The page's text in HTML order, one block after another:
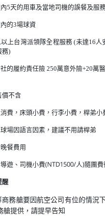
5天的用車及當地司機的誤餐及服
的3場球資
以上台灣派領隊全程服務 (未達16人
務)
的履約責任險 250萬意外險+20萬
價不含
費，床頭小費，行李小費，桿弟小
場因語言因素，建議不用請桿弟
餐費用
遊、司機小費(NTD1500/人)隨團
醒
商務艙要因航空公司有位的情況
艙提供，請提早告知